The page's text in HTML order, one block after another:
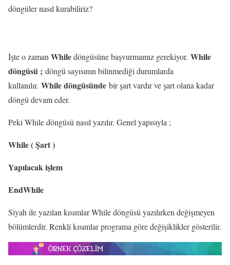
döngüler nasıl kurabiliriz?
İşte o zaman Whiledöngüsüne başvurmamız gerekiyor. While
döngüsü ; döngü sayısının bilinmediği durumlarda
kullanılır. While döngüsünde bir şart vardır ve şart olana kadar
döngü devam eder.
Peki While döngüsü nasıl yazılır. Genel yapısıyla ;
While (Şart)
Yapılacak işlem
EndWhile
Siyah ile yazılan kısımlar While döngüsü yazılırken değişmeyen
bölümlerdir. Renkli kısımlar programa göre değişiklikler gösterilir.